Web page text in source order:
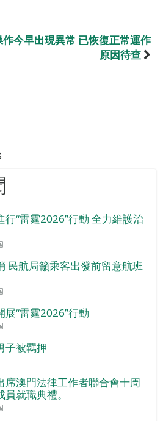
今早出現異常 已恢復正常運作
原因待查
“雷霆2026”行動 全力維護治
民航局籲乘客出發前留意航班
“雷霆2026”行動
子被羈押
席澳門法律工作者聯合會十周
就職典禮。